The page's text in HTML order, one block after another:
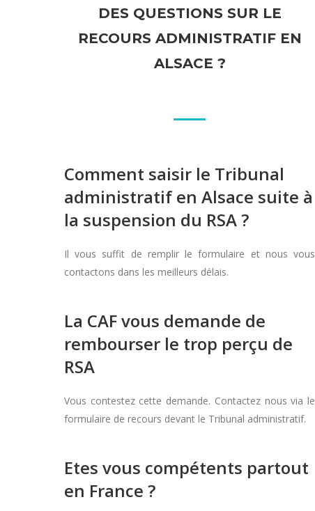
DES QUESTIONS SUR LE
RECOURS ADMINISTRATIF EN
ALSACE ?
Comment saisir le Tribunal
administratif en Alsace suite à
la suspension du RSA ?
Il vous suffit de remplir le formulaire et nous vous
contactons dans les meilleurs délais.
La CAF vous demande de
rembourser le trop perçu de
RSA
Vous contestez cette demande. Contactez nous via le
formulaire de recours devant le Tribunal administratif.
Etes vous compétents partout
en France ?